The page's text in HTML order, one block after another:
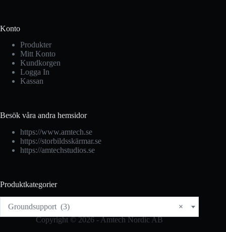
Konto
Produkter
Mitt Konto
Kundkorgen
Logga In
Kassan
Besök våra andra hemsidor
https://www.amtech.se
https://storbildsskärmar.se
https://amtechstudios.se
Produktkategorier
×
Groundsupport (3)
Copyright © 2026 - Amtech Nordic AB